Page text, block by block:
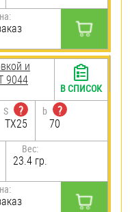
и
9044
S
?
TX25
b
?
70
Вес:
23.4 гр.
В СПИСОК